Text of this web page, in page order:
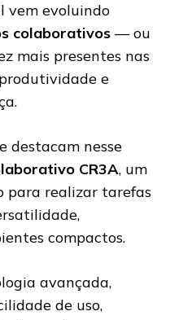
vem evoluindo
colaborativos — ou
mais presentes nas
e
destacam nesse
CR3A, um
para realizar tarefas
compactos.
avançada,
de uso,